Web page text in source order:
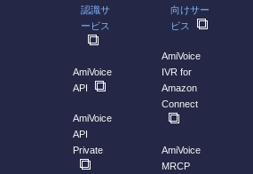
認識サ
ービス
AmiVoice
API
AmiVoice
API
Private
向けサー
ビス
AmiVoice
IVR for
Amazon
Connect
AmiVoice
MRCP